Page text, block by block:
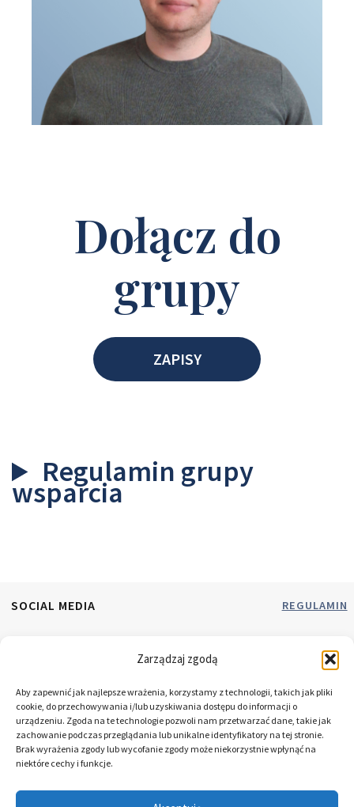
Zarządzaj zgodą
Aby zapewnić jak najlepsze wrażenia, korzystamy z technologii, takich jak pliki
cookie, do przechowywania i/lub uzyskiwania dostępu do informacji o
urządzeniu. Zgoda na te technologie pozwoli nam przetwarzać dane, takie jak
zachowanie podczas przeglądania lub unikalne identyfikatory na tej stronie.
Brak wyrażenia zgody lub wycofanie zgody może niekorzystnie wpłynąć na
niektóre cechy i funkcje.
Dołącz do
grupy
ZAPISY
Regulamin grupy
wsparcia
SOCIAL MEDIA REGULAMIN